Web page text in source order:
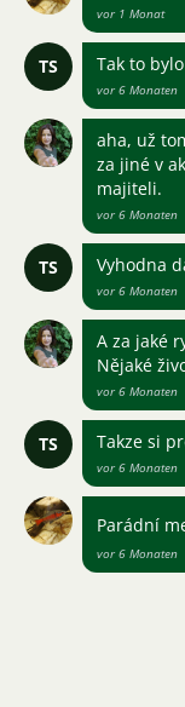
vor 1 Monat
TS Tak to
vor 6 Monaten
aha, už
za jiné v
majiteli.
vor 6 Monaten
TS Vyhodna
vor 6 Monaten
A za jaké
Nějaké
vor 6 Monaten
TS Takze si
vor 6 Monaten
Parádní
vor 6 Monaten